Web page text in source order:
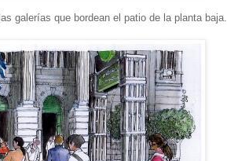
galerías que bordean el patio de la planta baja.